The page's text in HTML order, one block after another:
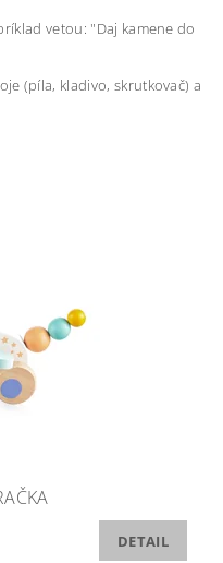
vetou: "Daj kamene do
(píla, kladivo, skrutkovač) a
DETAIL